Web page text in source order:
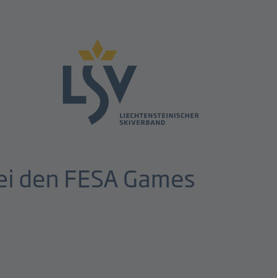
FESA Games